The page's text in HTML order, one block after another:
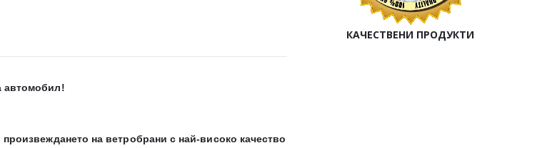
автомобил!
на ветробрани с най-високо качество
КАЧЕСТВЕНИ ПРОДУКТИ